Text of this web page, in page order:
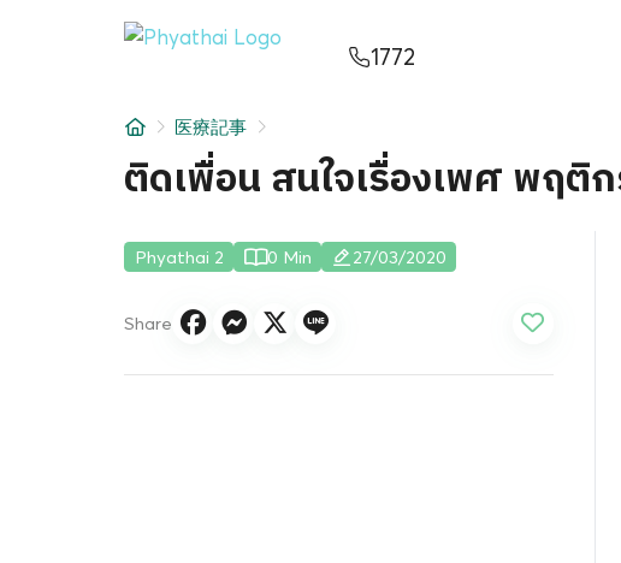
1772
ไทย
医療記事
ติดเพื่อน สนใจเรื่องเพศ พฤติ
Phyathai 2 0 Min 27/03/2020
Share